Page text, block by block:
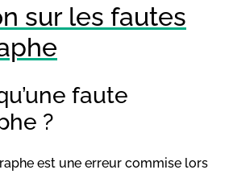
sur les fautes
faute
?
est une erreur commise lors